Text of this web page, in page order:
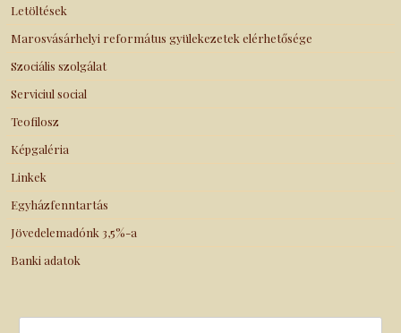
Letöltések
Marosvásárhelyi református gyülekezetek elérhetősége
Szociális szolgálat
Serviciul social
Teofilosz
Képgaléria
Linkek
Egyházfenntartás
Jövedelemadónk 3,5%-a
Banki adatok